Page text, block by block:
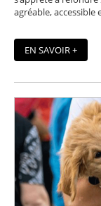
agréable,
EN SAVOIR +